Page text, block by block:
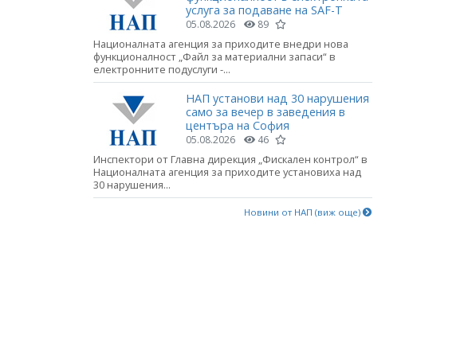
услуга за подаване на SAF-T
05.08.2026 89
Националната агенция за приходите внедри нова
функционалност „Файл за материални запаси“ в
електронните подуслуги -...
НАП установи над 30 нарушения
само за вечер в заведения в
центъра на София
05.08.2026 46
Инспектори от Главна дирекция „Фискален контрол“ в
Националната агенция за приходите установиха над
30 нарушения...
Новини от НАП (виж още)